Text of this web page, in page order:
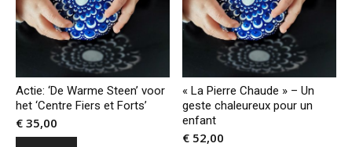
Actie: ‘De Warme Steen’ voor
het ‘Centre Fiers et Forts’
€ 35,00
« La Pierre Chaude » – Un
geste chaleureux pour un
enfant
€ 52,00